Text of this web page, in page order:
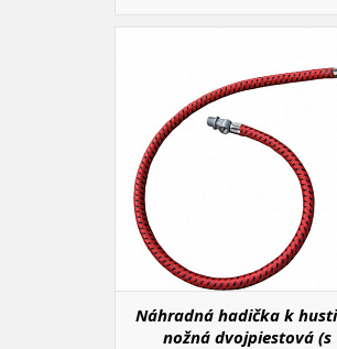
Náhradná hadička k
nožná dvojpiestová (s